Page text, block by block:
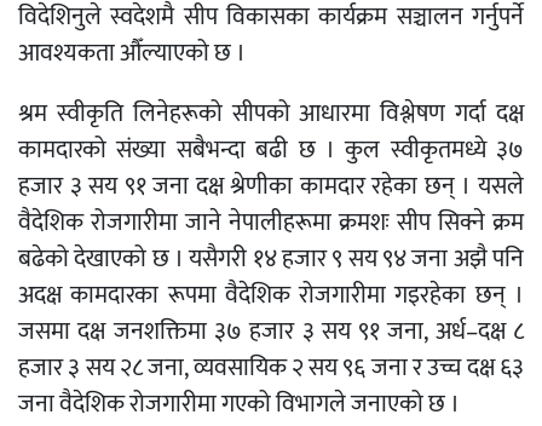
विदेशिनुले स्वदेशमै सीप विकासका कार्यक्रम सञ्चालन गर्नुपर्ने
आवश्यकता औँल्याएको छ ।
श्रम स्वीकृति लिनेहरूको सीपको आधारमा विश्लेषण गर्दा दक्ष
कामदारको संख्या सबैभन्दा बढी छ । कुल स्वीकृतमध्ये ३७
हजार ३ सय ९१ जना दक्ष श्रेणीका कामदार रहेका छन् । यसले
वैदेशिक रोजगारीमा जाने नेपालीहरूमा क्रमशः सीप सिक्ने क्रम
बढेको देखाएको छ । यसैगरी १४ हजार ९ सय ९४ जना अझै पनि
अदक्ष कामदारका रूपमा वैदेशिक रोजगारीमा गइरहेका छन् ।
जसमा दक्ष जनशक्तिमा ३७ हजार ३ सय ९१ जना, अर्ध–दक्ष ८
हजार ३ सय २८ जना, व्यवसायिक २ सय ९६ जना र उच्च दक्ष ६३
जना वैदेशिक रोजगारीमा गएको विभागले जनाएको छ ।